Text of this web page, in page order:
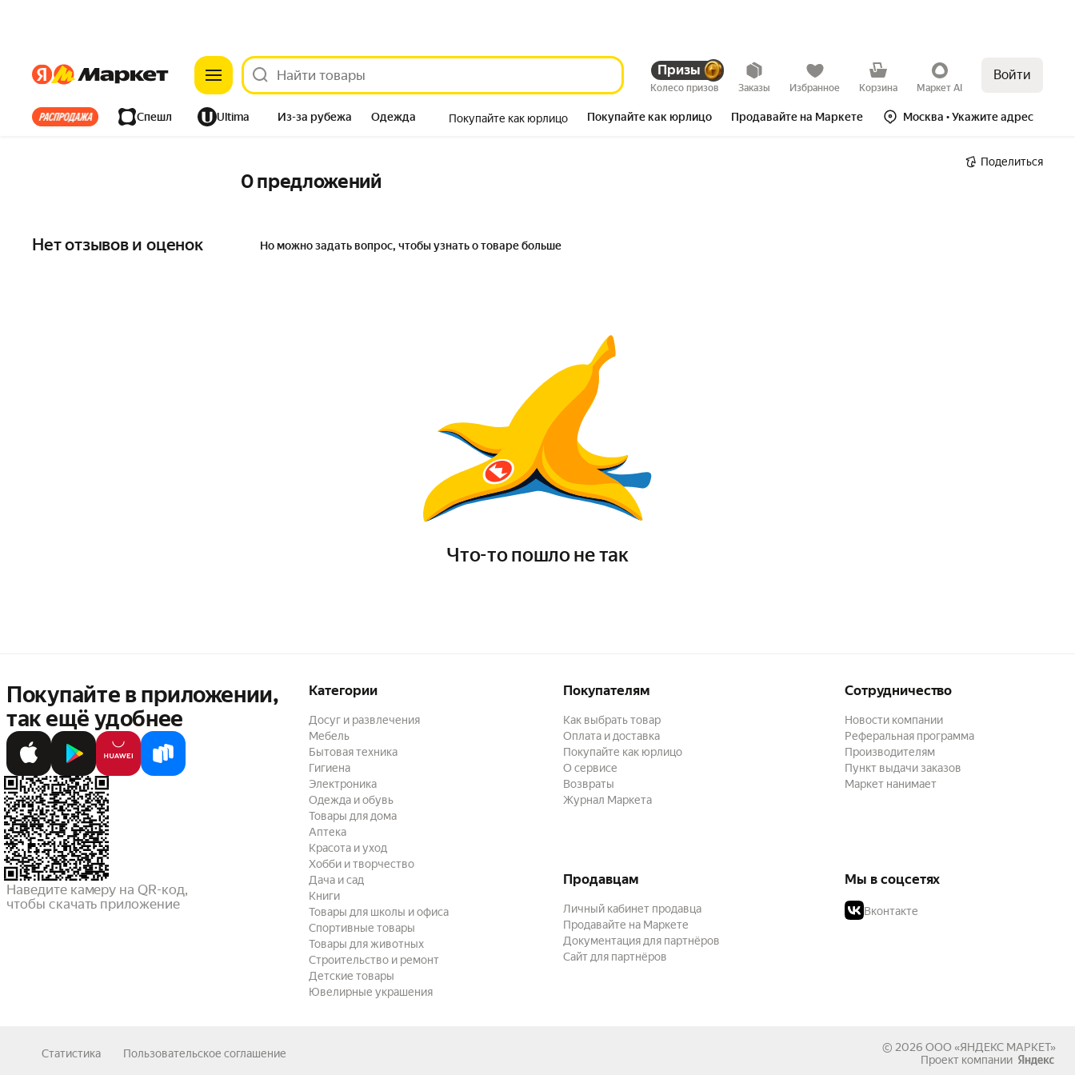
ЯндексЯндекс Призы
Колесо призов Заказы Избранное Корзина Маркет AI
Войти
Все хиты Спешл Ultima Из-за рубежа Одежда Покупайте как юрлицо Покупайте как юрлицо Продавайте на Маркете Москва • Укажите адрес
Поделиться
0 предложений
Нет отзывов и оценок Но можно задать вопрос, чтобы узнать о товаре больше
Что-то пошло не так
Покупайте в приложении,
так ещё удобнее
Наведите камеру на QR-код,
чтобы скачать приложение
Категории
Досуг и развлечения
Мебель
Бытовая техника
Гигиена
Электроника
Одежда и обувь
Товары для дома
Аптека
Красота и уход
Хобби и творчество
Дача и сад
Книги
Товары для школы и офиса
Спортивные товары
Товары для животных
Строительство и ремонт
Детские товары
Ювелирные украшения
Покупателям
Как выбрать товар
Оплата и доставка
Покупайте как юрлицо
О сервисе
Возвраты
Журнал Маркета
Сотрудничество
Новости компании
Реферальная программа
Производителям
Пункт выдачи заказов
Маркет нанимает
Продавцам
Личный кабинет продавца
Продавайте на Маркете
Документация для партнёров
Сайт для партнёров
Мы в соцсетях
Вконтакте
Статистика Пользовательское соглашение © 2026 ООО «ЯНДЕКС МАРКЕТ»
Проект компании